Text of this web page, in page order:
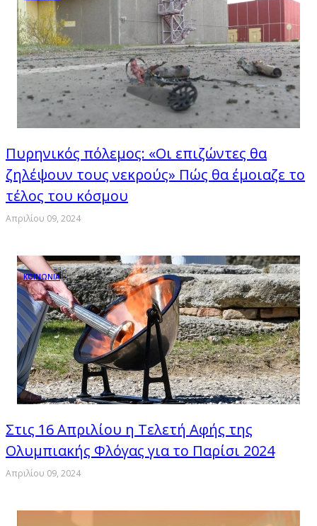
Πυρηνικός πόλεμος: «Οι επιζώντες θα
ζηλέψουν τους νεκρούς» Πώς θα έμοιαζε το
τέλος του κόσμου
Απριλίου 09, 2024
ΚΟΙΝΩΝΙΑ
Στις 16 Απριλίου η Τελετή Αφής της
Ολυμπιακής Φλόγας για το Παρίσι 2024
Απριλίου 09, 2024